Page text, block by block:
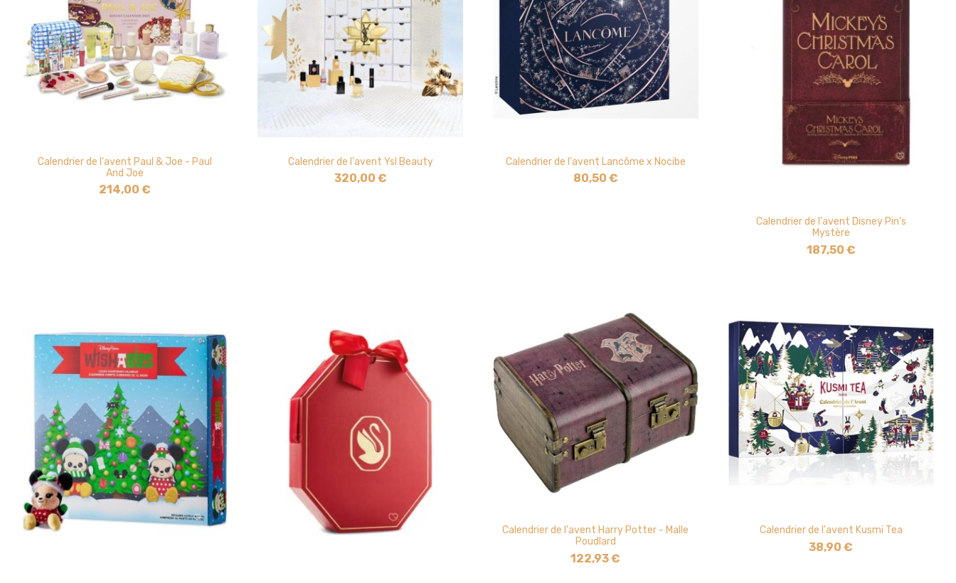
Calendrier de l'avent Paul & Joe - Paul
And Joe
214,00 €
Calendrier de l'avent Ysl Beauty
320,00 €
Calendrier de l'avent Lancôme x Nocibe
80,50 €
Calendrier de l'avent Disney Pin’s
Mystère
187,50 €
Calendrier de l'avent Harry Potter - Malle
Poudlard
122,93 €
Calendrier de l'avent Kusmi Tea
38,90 €